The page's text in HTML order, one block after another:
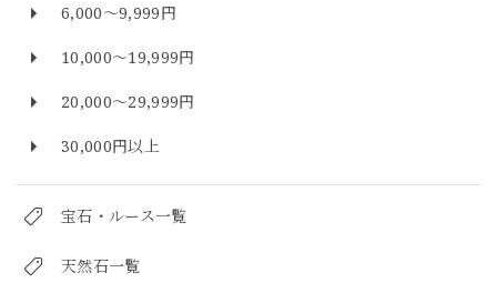
6,000～9,999円
10,000～19,999円
20,000～29,999円
30,000円以上
宝石・ルース一覧
天然石一覧